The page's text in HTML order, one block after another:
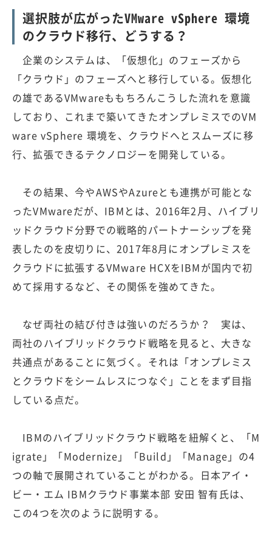
選択肢が広がったVMware vSphere 環境
のクラウド移行、どうする？
企業のシステムは、「仮想化」のフェーズから
「クラウド」のフェーズへと移行している。仮想化
の雄であるVMwareももちろんこうした流れを意識
しており、これまで築いてきたオンプレミスでのVM
ware vSphere 環境を、クラウドへとスムーズに移
行、拡張できるテクノロジーを開発している。
その結果、今やAWSやAzureとも連携が可能とな
ったVMwareだが、IBMとは、2016年2月、ハイブリ
ッドクラウド分野での戦略的パートナーシップを発
表したのを皮切りに、2017年8月にオンプレミスを
クラウドに拡張するVMware HCXをIBMが国内で初
めて採用するなど、その関係を強めてきた。
なぜ両社の結び付きは強いのだろうか？ 実は、
両社のハイブリッドクラウド戦略を見ると、大きな
共通点があることに気づく。それは「オンプレミス
とクラウドをシームレスにつなぐ」ことをまず目指
している点だ。
IBMのハイブリッドクラウド戦略を紐解くと、「M
igrate」「Modernize」「Build」「Manage」の4
つの軸で展開されていることがわかる。日本アイ・
ビー・エム IBMクラウド事業本部 安田 智有氏は、
この4つを次のように説明する。